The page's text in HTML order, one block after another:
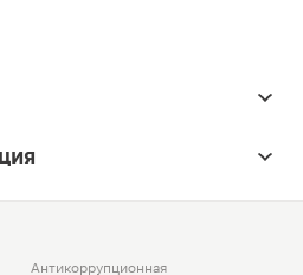
Антикоррупционная